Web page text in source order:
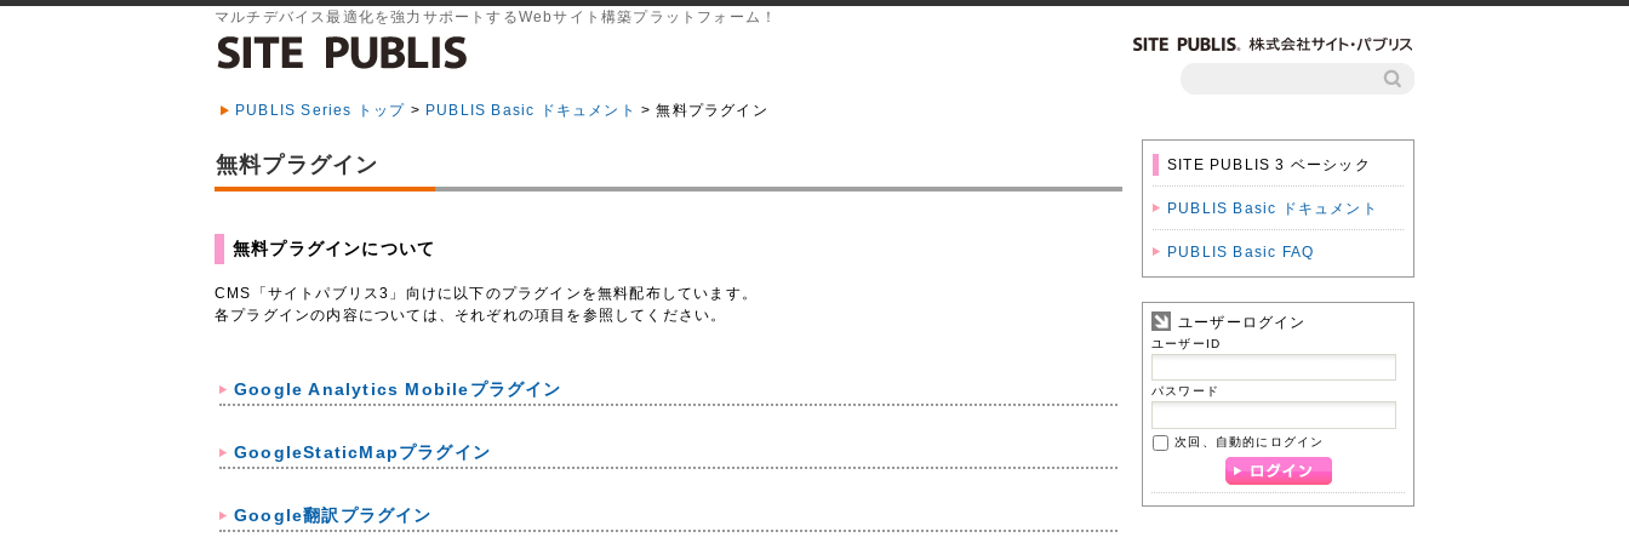
マルチデバイス最適化を強力サポートするWebサイト構築プラットフォーム！
PUBLIS Series トップ > PUBLIS Basic ドキュメント > 無料プラグイン
SITE PUBLIS 3 ベーシック
PUBLIS Basic ドキュメント
PUBLIS Basic FAQ
ユーザーログイン
ユーザーID
パスワード
次回、自動的にログイン
無料プラグイン
無料プラグインについて
CMS「サイトパブリス3」向けに以下のプラグインを無料配布しています。
各プラグインの内容については、それぞれの項目を参照してください。
Google Analytics Mobileプラグイン
GoogleStaticMapプラグイン
Google翻訳プラグイン